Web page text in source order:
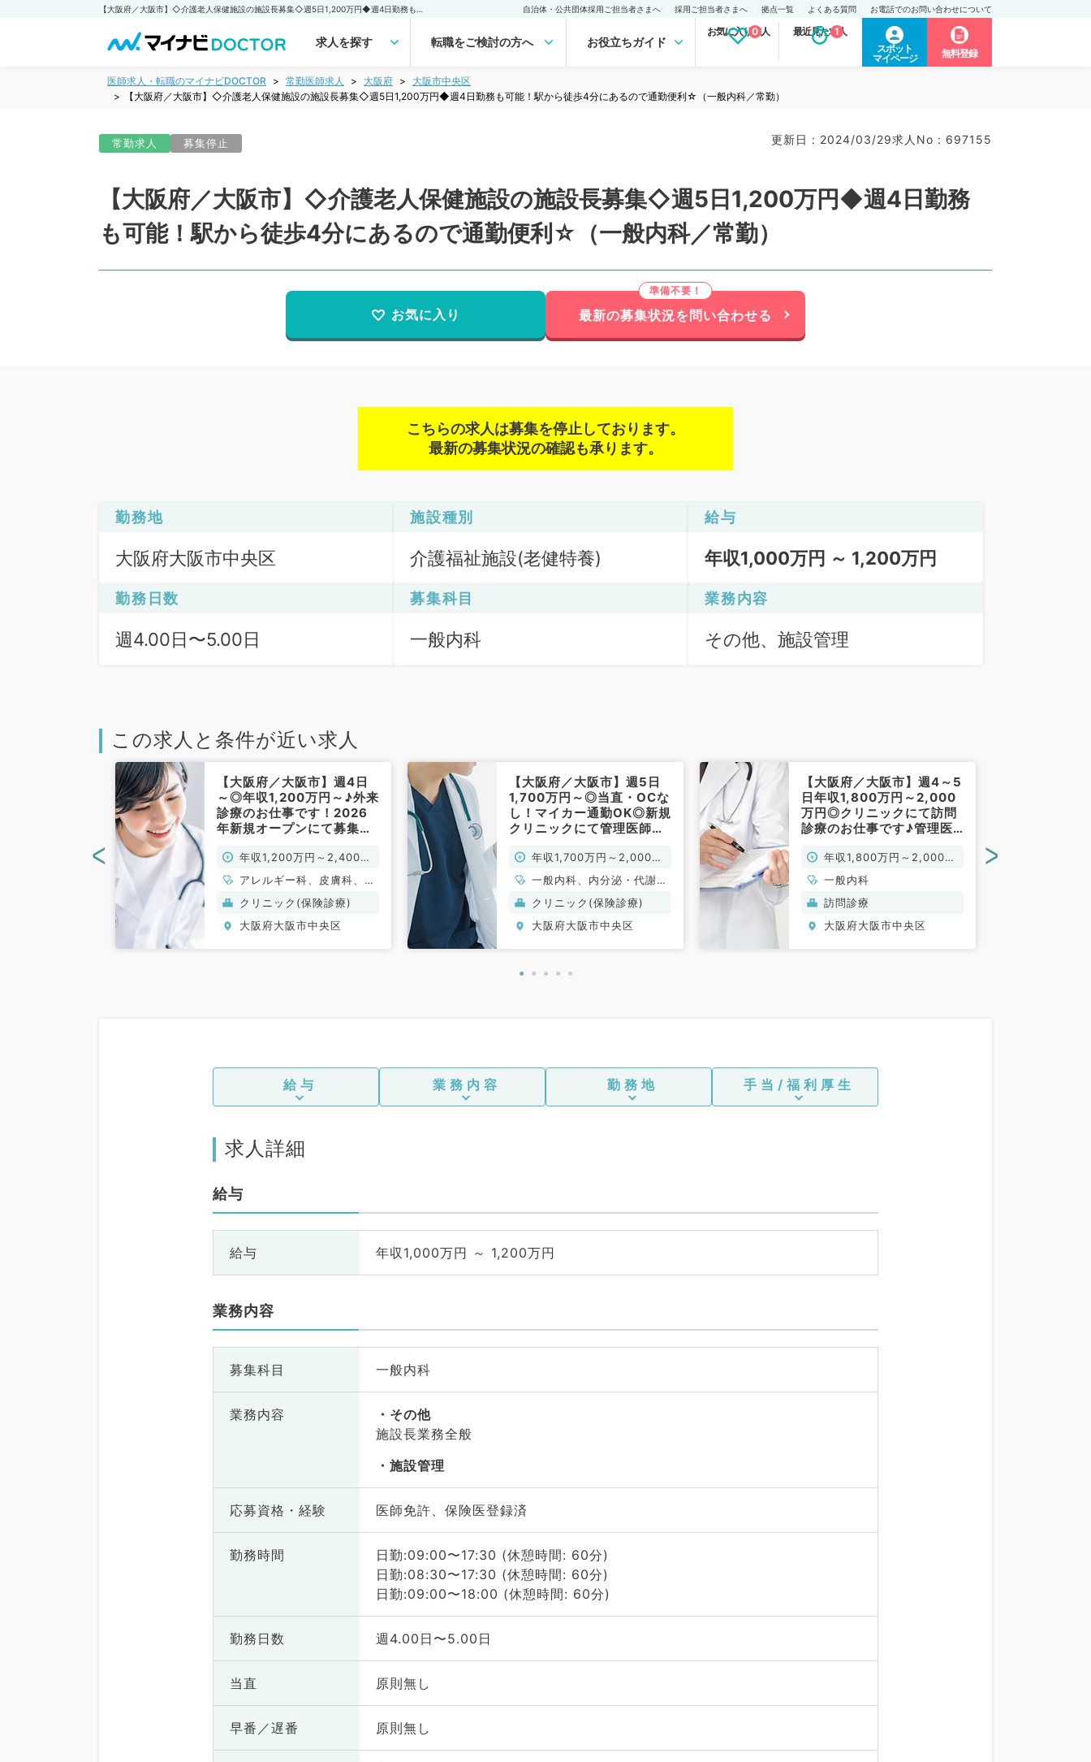
自治体・公共団体採用ご担当者さまへ 採用ご担当者さまへ 拠点一覧 よくある質問 お電話でのお問い合わせについて
求人を探す 転職をご検討の方へ お役立ちガイド
お気に入り求人
0 最近見た求人
1
スポット
マイページ
無料登録
医師求人・転職のマイナビDOCTOR 常勤医師求人 大阪府
大阪市中央区
【大阪府／大阪市】◇介護老人保健施設の施設長募集◇週5日1,200万円◆週4日勤務も可能！駅から徒歩4分にあるので通勤便利☆（一般内科／常勤）
常勤求人 募集停止 更新日 : 2024/03/29求人No : 697155
【大阪府／大阪市】◇介護老人保健施設の施設長募集◇週5日1,200万円◆週4日勤務
も可能！駅から徒歩4分にあるので通勤便利☆（一般内科／常勤）
お気に入り 最新の募集状況を問い合わせる
こちらの求人は募集を停止しております。
最新の募集状況の確認も承ります。
勤務地
大阪府大阪市中央区
施設種別
介護福祉施設(老健特養)
給与
年収1,000万円 ～ 1,200万円
勤務日数
週4.00日〜5.00日
募集科目
一般内科
業務内容
その他、施設管理
この求人と条件が近い求人
【大阪府／大阪市】週4日
～◎年収1,200万円～♪外来
診療のお仕事です！2026
年新規オープンにて募集中
ルギー科／常勤）
年収1,200万円～2,400万
アレルギー科、皮膚科、一
般内科、その他
クリニック(保険診療)
大阪府大阪市中央区
【大阪府／大阪市】週5日
1,700万円～◎当直・OCな
し！マイカー通勤OK◎新規
クリニックにて管理医師の
病内科／常勤）
年収1,700万円～2,000万
一般内科、内分泌・代謝内
科
クリニック(保険診療)
大阪府大阪市中央区
【大阪府／大阪市】週4～5
日年収1,800万円～2,000
万円◎クリニックにて訪問
診療のお仕事です♪管理医
年収1,800万円～2,000万
一般内科
訪問診療
大阪府大阪市中央区
< >
給与 業務内容 勤務地 手当/福利厚生
求人詳細
給与
給与 年収1,000万円 ～ 1,200万円
業務内容
募集科目 一般内科
業務内容
その他
施設長業務全般
施設管理
応募資格・ 経験 医師免許、保険医登録済
勤務時間
日勤:09:00〜17:30 (休憩時間: 60分)
日勤:08:30〜17:30 (休憩時間: 60分)
日勤:09:00〜18:00 (休憩時間: 60分)
勤務日数 週4.00日〜5.00日
当直 原則無し
早番／遅番 原則無し